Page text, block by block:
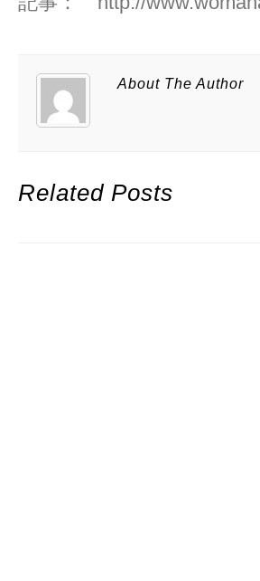
About The Author
Related Posts